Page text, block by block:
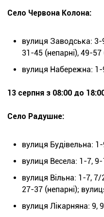
Село Червона Колона:
вулиця Заводська: 3-
31-45 (непарні), 49-57
вулиця Набережна: 1-
13 серпня з 08:00 до
Село Радушне:
вулиця Будівельна:
вулиця Весела: 1-7, 9-
вулиця Вільна: 1-7,
27-37 (непарні);
вулиця Лікарняна: 9,